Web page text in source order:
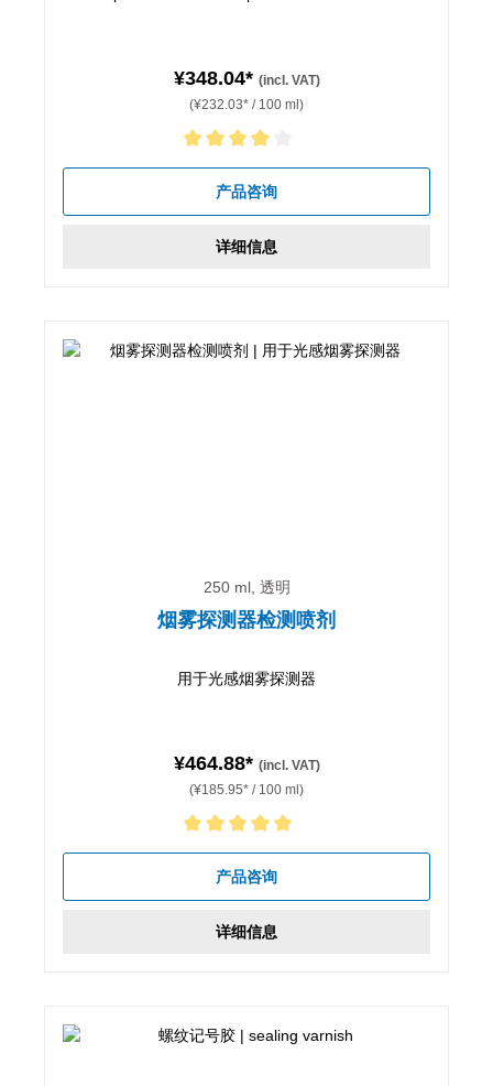
¥348.04* (incl. VAT)
(¥232.03* / 100 ml)
Average rating of 4 out of 5 stars
产品咨询
详细信息
250 ml, 透明
烟雾探测器检测喷剂
用于光感烟雾探测器
¥464.88* (incl. VAT)
(¥185.95* / 100 ml)
Average rating of 5 out of 5 stars
产品咨询
详细信息